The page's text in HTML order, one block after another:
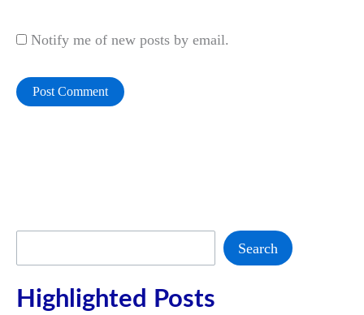
Notify me of new posts by email.
Search
Highlighted Posts